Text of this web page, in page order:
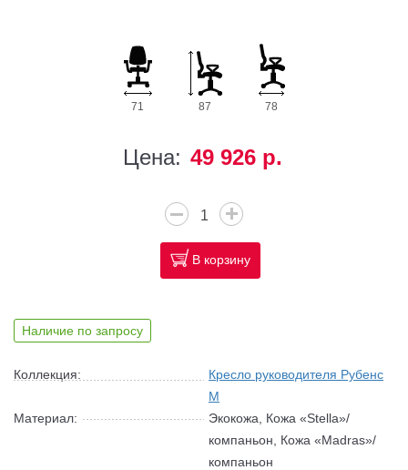
71 87 78
Цена: 49 926 р.
В корзину
Наличие по запросу
Коллекция:
Кресло руководителя Рубенс
М
Материал:
Экокожа, Кожа «Stella»/
компаньон, Кожа «Madras»/
компаньон